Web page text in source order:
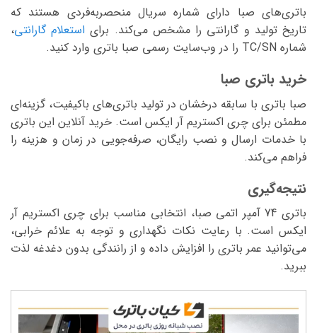
باتری‌های صبا دارای شماره سریال منحصربه‌فردی هستند که
تاریخ تولید و گارانتی را مشخص می‌کند. برای استعلام گارانتی،
شماره TC/SN را در وب‌سایت رسمی صبا باتری وارد کنید.
خرید باتری صبا
صبا باتری با سابقه درخشان در تولید باتری‌های باکیفیت، گزینه‌ای
مطمئن برای چری اکستریم آر ایکس است. خرید آنلاین این باتری
با خدمات ارسال و نصب رایگان، صرفه‌جویی در زمان و هزینه را
فراهم می‌کند.
نتیجه‌گیری
باتری 74 آمپر اتمی صبا، انتخابی مناسب برای چری اکستریم آر
ایکس است. با رعایت نکات نگهداری و توجه به علائم خرابی،
می‌توانید عمر باتری را افزایش داده و از رانندگی بدون دغدغه لذت
ببرید.
نمایشگر
ویدیو